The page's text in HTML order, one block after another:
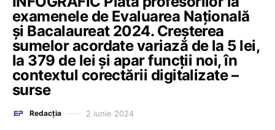
examenele de Evaluarea Națională
și Bacalaureat 2024. Creșterea
sumelor acordate variază de la 5 lei,
la 379 de lei și apar funcții noi, în
contextul corectării digitalizate –
surse
Redacția 2 iunie 2024